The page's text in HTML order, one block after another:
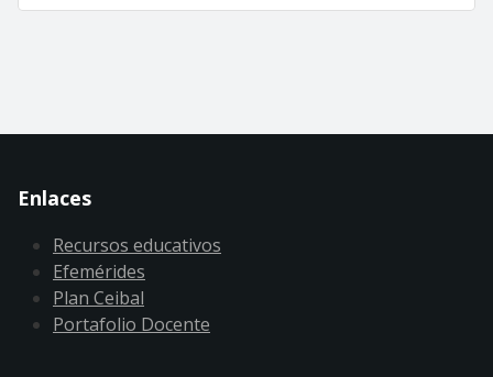
Enlaces
Recursos educativos
Efemérides
Plan Ceibal
Portafolio Docente